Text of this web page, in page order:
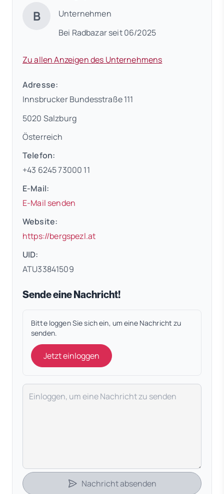
B
Unternehmen
Bei Radbazar seit 06/2025
Zu allen Anzeigen des Unternehmens
Adresse:
Innsbrucker Bundesstraße 111
5020 Salzburg
Österreich
Telefon:
+43 6245 73000 11
E-Mail:
E-Mail senden
Website:
https://bergspezl.at(öffnet in neuem Tab)
UID:
ATU33841509
Sende eine Nachricht!
Bitte loggen Sie sich ein, um eine Nachricht zu
senden.
Jetzt einloggen
Deine Nachricht
Nachricht absenden